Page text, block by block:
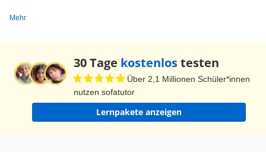
Mehr
30 Tage kostenlostesten
Über 2,1 Millionen Schüler*innen
nutzen sofatutor
Lernpakete anzeigen